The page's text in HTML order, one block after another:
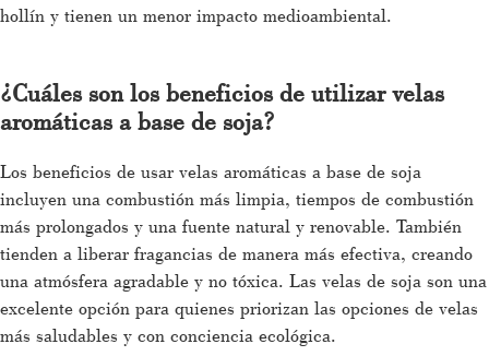
hollín y tienen un menor impacto medioambiental.
¿Cuáles son los beneficios de utilizar velas
aromáticas a base de soja?
Los beneficios de usar velas aromáticas a base de soja
incluyen una combustión más limpia, tiempos de combustión
más prolongados y una fuente natural y renovable. También
tienden a liberar fragancias de manera más efectiva, creando
una atmósfera agradable y no tóxica. Las velas de soja son una
excelente opción para quienes priorizan las opciones de velas
más saludables y con conciencia ecológica.